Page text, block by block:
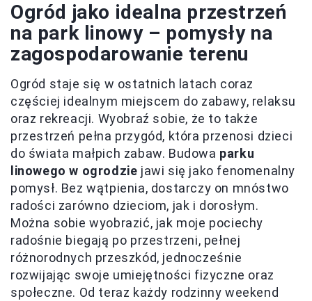
Ogród jako idealna przestrzeń
na park linowy – pomysły na
zagospodarowanie terenu
Ogród staje się w ostatnich latach coraz
częściej idealnym miejscem do zabawy, relaksu
oraz rekreacji. Wyobraź sobie, że to także
przestrzeń pełna przygód, która przenosi dzieci
do świata małpich zabaw. Budowa parku
linowego w ogrodzie jawi się jako fenomenalny
pomysł. Bez wątpienia, dostarczy on mnóstwo
radości zarówno dzieciom, jak i dorosłym.
Można sobie wyobrazić, jak moje pociechy
radośnie biegają po przestrzeni, pełnej
różnorodnych przeszkód, jednocześnie
rozwijając swoje umiejętności fizyczne oraz
społeczne. Od teraz każdy rodzinny weekend